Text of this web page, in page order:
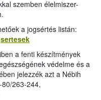
szemben élelmiszer-
a jogsértés listán:
a fenti készítmények
védelme és a
jelezzék azt a Nébih
263-244,